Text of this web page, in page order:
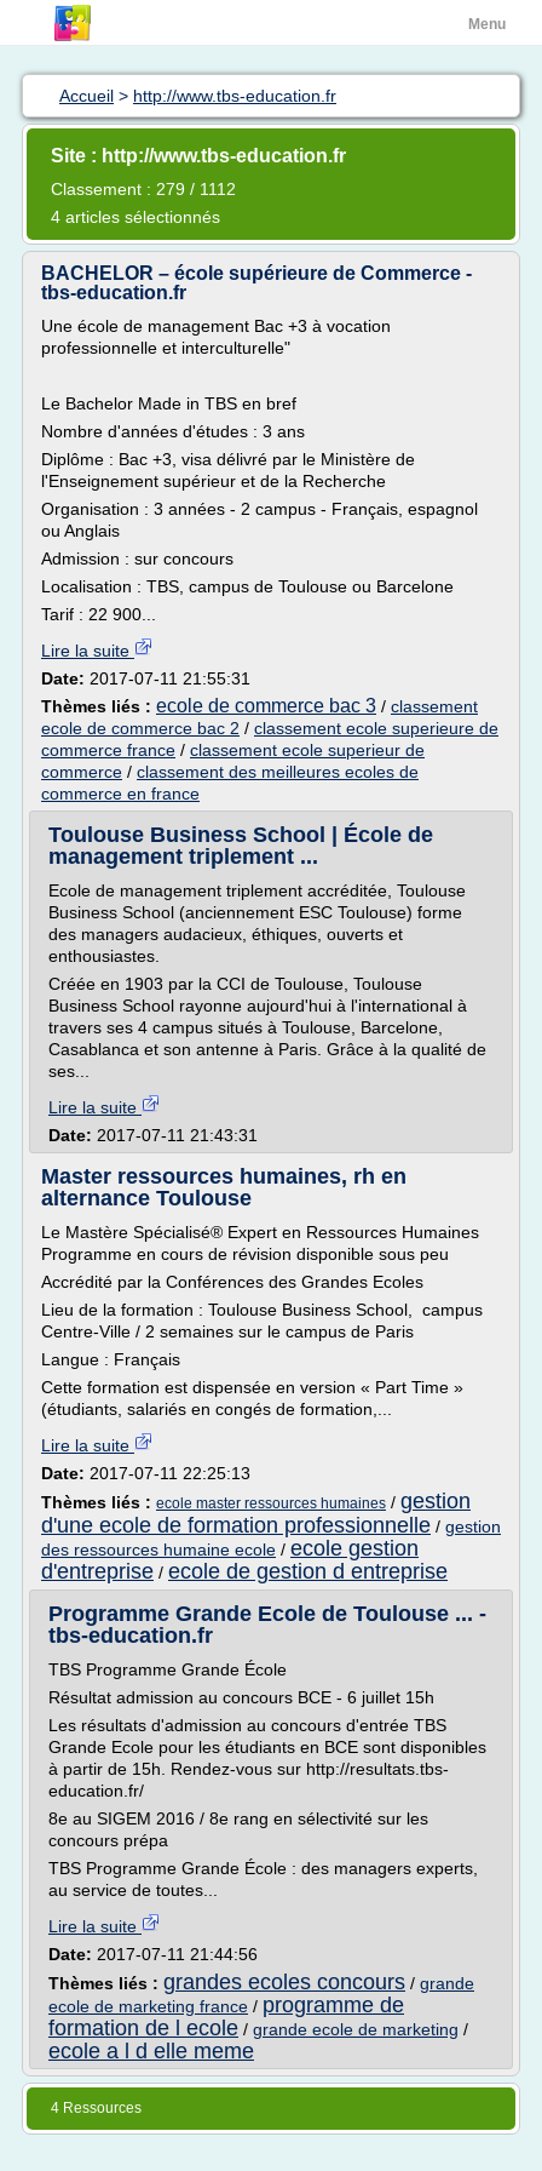
Menu
Accueil > http://www.tbs-education.fr
Site : http://www.tbs-education.fr
Classement : 279 / 1112
4 articles sélectionnés
BACHELOR – école supérieure de Commerce -
tbs-education.fr
Une école de management Bac +3 à vocation
professionnelle et interculturelle"
Le Bachelor Made in TBS en bref
Nombre d'années d'études : 3 ans
Diplôme : Bac +3, visa délivré par le Ministère de
l'Enseignement supérieur et de la Recherche
Organisation : 3 années - 2 campus - Français, espagnol
ou Anglais
Admission : sur concours
Localisation : TBS, campus de Toulouse ou Barcelone
Tarif : 22 900...
Lire la suite
Date: 2017-07-11 21:55:31
Thèmes liés : ecole de commerce bac 3 / classement
ecole de commerce bac 2 / classement ecole superieure de
commerce france / classement ecole superieur de
commerce / classement des meilleures ecoles de
commerce en france
Toulouse Business School | École de
management triplement ...
Ecole de management triplement accréditée, Toulouse
Business School (anciennement ESC Toulouse) forme
des managers audacieux, éthiques, ouverts et
enthousiastes.
Créée en 1903 par la CCI de Toulouse, Toulouse
Business School rayonne aujourd'hui à l'international à
travers ses 4 campus situés à Toulouse, Barcelone,
Casablanca et son antenne à Paris. Grâce à la qualité de
ses...
Lire la suite
Date: 2017-07-11 21:43:31
Master ressources humaines, rh en
alternance Toulouse
Le Mastère Spécialisé® Expert en Ressources Humaines
Programme en cours de révision disponible sous peu
Accrédité par la Conférences des Grandes Ecoles
Lieu de la formation : Toulouse Business School, campus
Centre-Ville / 2 semaines sur le campus de Paris
Langue : Français
Cette formation est dispensée en version « Part Time »
(étudiants, salariés en congés de formation,...
Lire la suite
Date: 2017-07-11 22:25:13
Thèmes liés : ecole master ressources humaines / gestion
d'une ecole de formation professionnelle / gestion
des ressources humaine ecole / ecole gestion
d'entreprise / ecole de gestion d entreprise
Programme Grande Ecole de Toulouse ... -
tbs-education.fr
TBS Programme Grande École
Résultat admission au concours BCE - 6 juillet 15h
Les résultats d'admission au concours d'entrée TBS
Grande Ecole pour les étudiants en BCE sont disponibles
à partir de 15h. Rendez-vous sur http://resultats.tbs-
education.fr/
8e au SIGEM 2016 / 8e rang en sélectivité sur les
concours prépa
TBS Programme Grande École : des managers experts,
au service de toutes...
Lire la suite
Date: 2017-07-11 21:44:56
Thèmes liés : grandes ecoles concours / grande
ecole de marketing france / programme de
formation de l ecole / grande ecole de marketing /
ecole a l d elle meme
4 Ressources